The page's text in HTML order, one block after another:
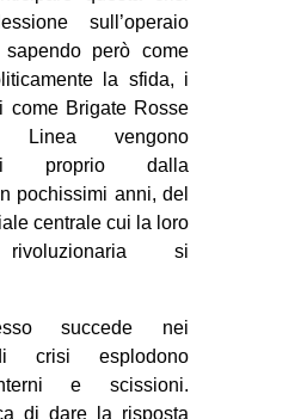
sull’operaio
però come
la sfida, i
come Brigate Rosse
vengono
proprio dalla
pochissimi anni, del
centrale cui la loro
si
succede nei
crisi esplodono
e scissioni.
di dare la risposta